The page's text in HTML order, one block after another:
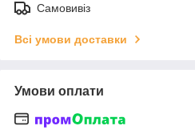
Самовивіз
Всі умови доставки
Умови оплати